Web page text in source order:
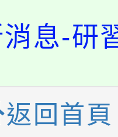
住民語歌
學年度第
甄選結果(
學年度第
甄選結果
大學推廣
溝通分析基
政府辦理
息-研
返回首頁